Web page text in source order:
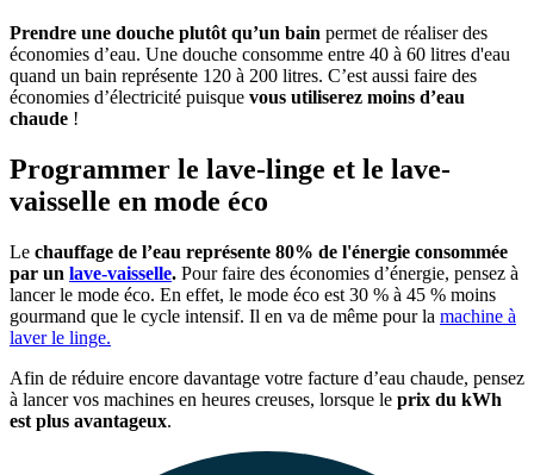
Prendre une douche plutôt qu’un bain permet de réaliser des
économies d’eau. Une douche consomme entre 40 à 60 litres d'eau
quand un bain représente 120 à 200 litres. C’est aussi faire des
économies d’électricité puisque vous utiliserez moins d’eau
chaude !
Programmer le lave-linge et le lave-
vaisselle en mode éco
Le chauffage de l’eau représente 80% de l'énergie consommée
par un lave-vaisselle. Pour faire des économies d’énergie, pensez à
lancer le mode éco. En effet, le mode éco est 30 % à 45 % moins
gourmand que le cycle intensif. Il en va de même pour la machine à
laver le linge.
Afin de réduire encore davantage votre facture d’eau chaude, pensez
à lancer vos machines en heures creuses, lorsque le prix du kWh
est plus avantageux.